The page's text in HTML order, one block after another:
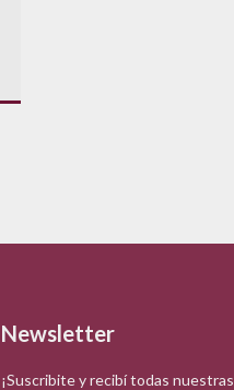
Newsletter
¡Suscribite y recibí todas nuestras